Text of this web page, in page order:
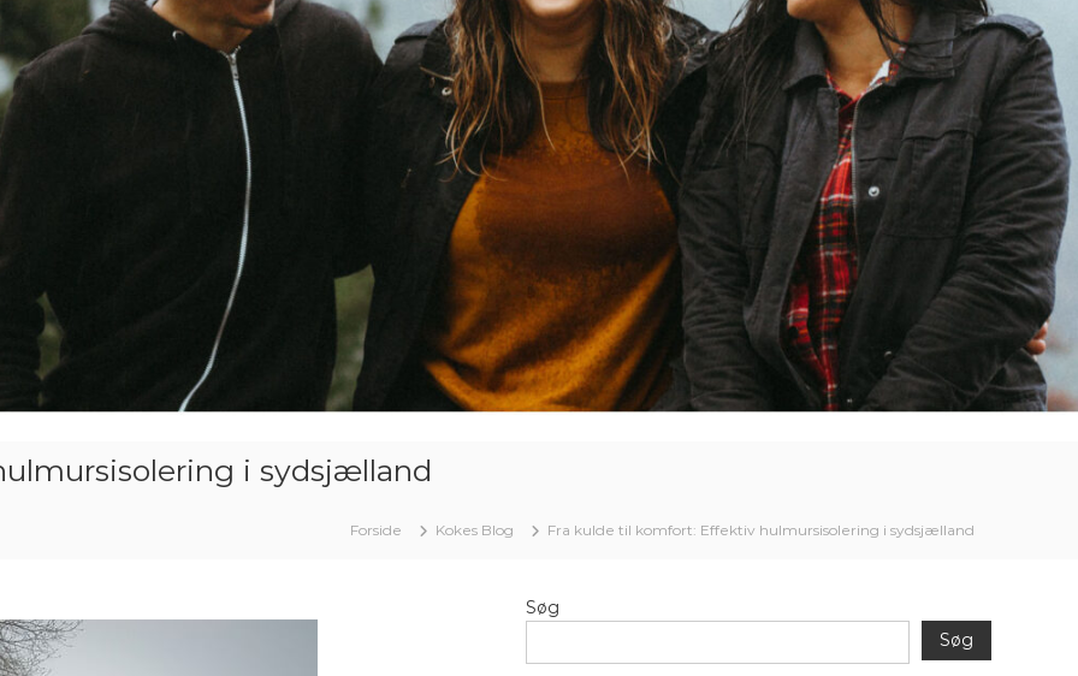
i sydsjælland
Forside Kokes Blog Fra kulde til komfort: Effektiv hulmursisolering i sydsjælland
Søg
Søg